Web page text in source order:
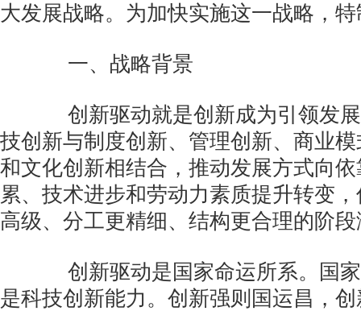
大发展战略。为加快实施这一战略，
一、战略背景
创新驱动就是创新成为引领发展
技创新与制度创新、管理创新、商业
和文化创新相结合，推动发展方式向
累、技术进步和劳动力素质提升转变
高级、分工更精细、结构更合理的阶
创新驱动是国家命运所系。国家
是科技创新能力。创新强则国运昌，